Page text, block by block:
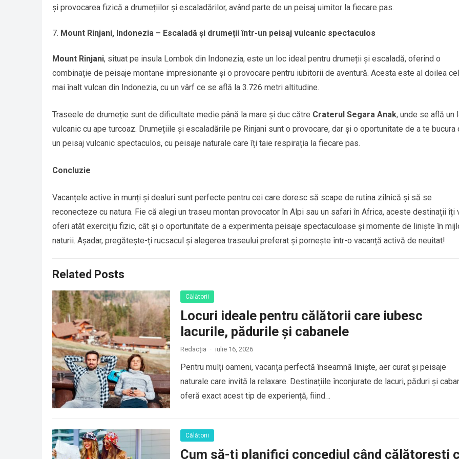
și provocarea fizică a drumețiilor și escaladărilor, având parte de un peisaj uimitor la fiecare pas.
Mount Rinjani, Indonezia – Escaladă și drumeții într-un peisaj vulcanic spectaculos
Mount Rinjani, situat pe insula Lombok din Indonezia, este un loc ideal pentru drumeții și escaladă, oferind o
combinație de peisaje montane impresionante și o provocare pentru iubitorii de aventură. Acesta este al doilea cel
mai înalt vulcan din Indonezia, cu un vârf ce se află la 3.726 metri altitudine.
Traseele de drumeție sunt de dificultate medie până la mare și duc către Craterul Segara Anak, unde se află un
vulcanic cu ape turcoaz. Drumețiile și escaladările pe Rinjani sunt o provocare, dar și o oportunitate de a te bucura
un peisaj vulcanic spectaculos, cu peisaje naturale care îți taie respirația la fiecare pas.
Concluzie
Vacanțele active în munți și dealuri sunt perfecte pentru cei care doresc să scape de rutina zilnică și să se
reconecteze cu natura. Fie că alegi un traseu montan provocator în Alpi sau un safari în Africa, aceste destinații îți
oferi atât exercițiu fizic, cât și o oportunitate de a experimenta peisaje spectaculoase și momente de liniște în
naturii. Așadar, pregătește-ți rucsacul și alegerea traseului preferat și pornește într-o vacanță activă de neuitat!
Related Posts
Călătorii
Locuri ideale pentru călătorii care iubesc
lacurile, pădurile și cabanele
Redacția · iulie 16, 2026
Pentru mulți oameni, vacanța perfectă înseamnă liniște, aer curat și peisaje
naturale care invită la relaxare. Destinațiile înconjurate de lacuri, păduri și
oferă exact acest tip de experiență, fiind…
Călătorii
Cum să-ți planifici concediul când călătorești